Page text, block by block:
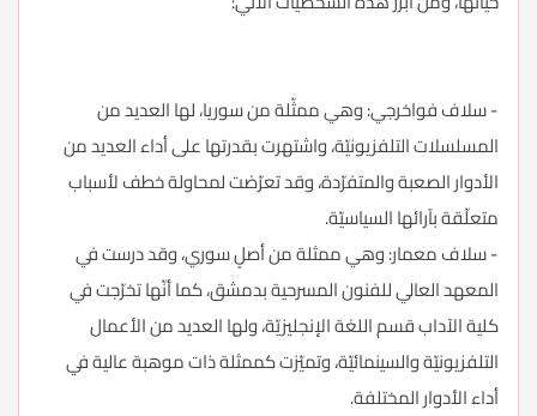
- سلاف فواخرجي: وهي ممثّلة من سوريا، لها العديد من
المسلسلات التلفزيونيّة، واشتهرت بقدرتها على أداء العديد من
الأدوار الصعبة والمتفرّدة، وقد تعرّضت لمحاولة خطف لأسباب
متعلّقة بآرائها السياسيّة.
- سلاف معمار: وهي ممثلة من أصلٍ سوري، وقد درست في
المعهد العالي للفنون المسرحية بدمشق، كما أنّها تخرّجت في
كلية الآداب قسم اللغة الإنجليزيّة، ولها العديد من الأعمال
التلفزيونيّة والسينمائيّة، وتميّزت كممثلة ذات موهبة عالية في
أداء الأدوار المختلفة.